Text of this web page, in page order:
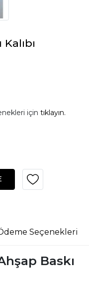
için tıklayın.
Seçenekleri
Baskı